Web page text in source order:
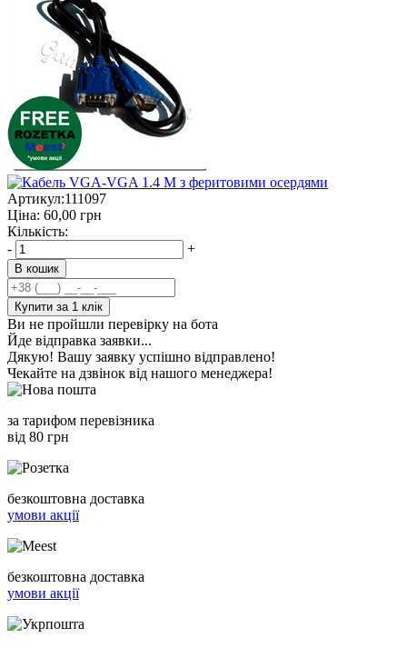
Артикул:111097
Ціна: 60,00 грн
Кількість:
-
+
В кошик
Купити за 1 клiк
Ви не пройшли перевірку на бота
Йде відправка заявки...
Дякую! Вашу заявку успішно відправлено!
Чекайте на дзвінок від нашого менеджера!
за тарифом перевізника
від 80 грн
безкоштовна доставка
умови акції
безкоштовна доставка
умови акції